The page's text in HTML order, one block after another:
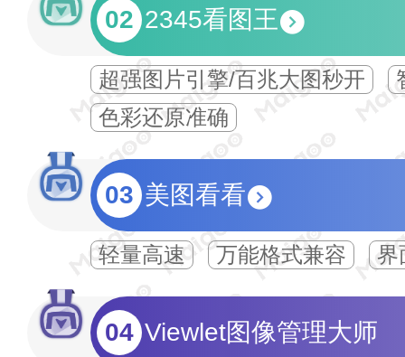
02 2345看图王
超强图片引擎/百兆大图秒开
色彩还原准确
03 美图看看
轻量高速 万能格式兼容 界
04 Viewlet图像管理大师